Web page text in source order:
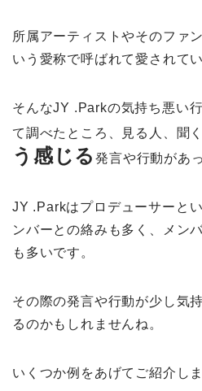
所属アーティストやそのファ
いう愛称で呼ばれて愛されてい
そんなJY .Parkの気持ち悪い
て調べたところ、見る人、聞く
う感じる発言や行動があ
JY .Parkはプロデューサーと
ンバーとの絡みも多く、メン
も多いです。
その際の発言や行動が少し気
るのかもしれませんね。
いくつか例をあげてご紹介しま